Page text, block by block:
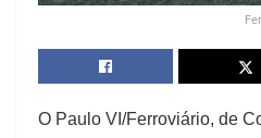
O Paulo VI/Ferroviário, de